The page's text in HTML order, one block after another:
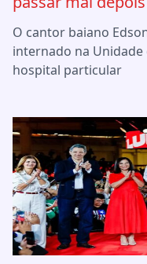
O cantor baiano
internado na Unidade
hospital particular